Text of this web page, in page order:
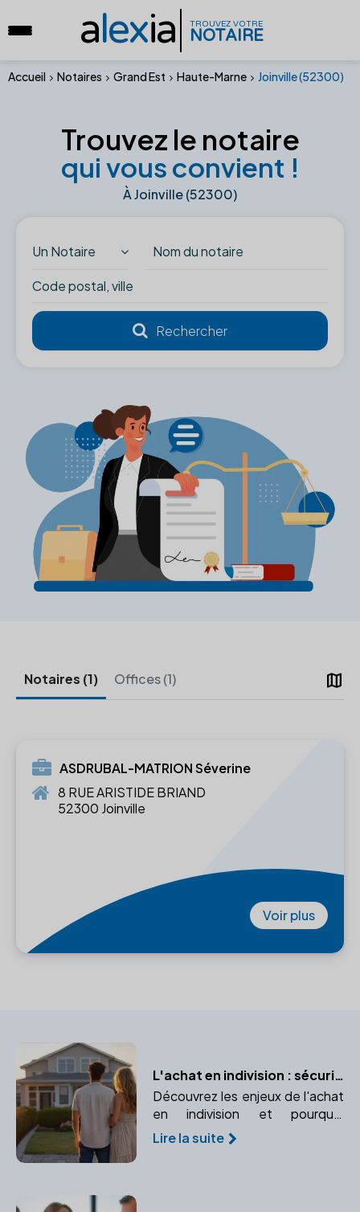
alexia TROUVEZ VOTRE
NOTAIRE
Accueil Notaires Grand Est Haute-Marne Joinville (52300)
Trouvez le notaire
qui vous convient !
À Joinville (52300)
Un Notaire
map
Notaires (1) Offices (1)
ASDRUBAL-MATRION Séverine
8 RUE ARISTIDE BRIAND
52300 Joinville
Voir plus
L'achat en indivision : sécuriser votre bien à deux avec un notaire
Découvrez les enjeux de l'achat
en indivision et pourquoi
consulter un notaire est
indispensable pour protéger vos
Lire la suite